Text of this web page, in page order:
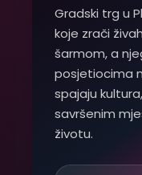
Gradski trg u
koje zrači
šarmom, a
posjetiocima
spajaju
savršenim
životu.